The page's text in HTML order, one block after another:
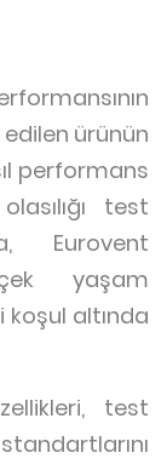
ürünün
performans
test
Eurovent
yaşam
koşul altında
test